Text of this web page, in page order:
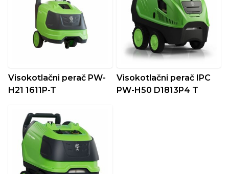
Visokotlačni perač PW-
H21 1611P-T
Visokotlačni perač IPC
PW-H50 D1813P4 T